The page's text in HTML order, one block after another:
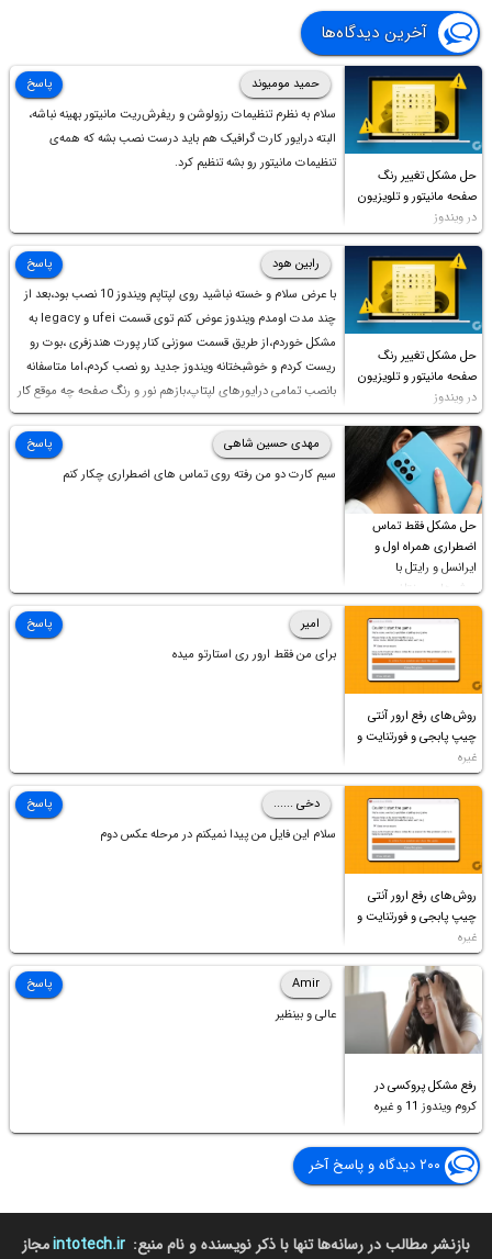
آخرین دیدگاه‌ها
حل مشکل تغییر رنگ
صفحه مانیتور و تلویزیون
در ویندوز
حمید مومیوند
سلام به نظرم تنظیمات رزولوشن و ریفرش‌ریت مانیتور بهینه نباشه،
البته درایور کارت گرافیک هم باید درست نصب بشه که همه‌ی
تنظیمات مانیتور رو بشه تنظیم کرد.
پاسخ
حل مشکل تغییر رنگ
صفحه مانیتور و تلویزیون
در ویندوز
رابین هود
با عرض سلام و خسته نباشید روی لپتاپم ویندوز 10 نصب بود،بعد از
چند مدت اومدم ویندوز عوض کنم توی قسمت ufei و legacy به
مشکل خوردم،از طریق قسمت سوزنی کنار پورت هندزفری ،بوت رو
ریست کردم و خوشبختانه ویندوز جدید رو نصب کردم،اما متاسفانه
بانصب تمامی درایورهای لپتاپ،بازهم نور و رنگ صفحه چه موقع کار
چه موقع پخش فیلم مثل سابق نیست(نور زیاده و بی کیفیت)،با
ابدیت کردن کارت گرافیک،کالیبره کردن و غیره هم نور و رنگ درست
نشد (انگار تصویر ماته)، خواهشمند است راهنمایی فرمایید باتشکر
پاسخ
حل مشکل فقط تماس
اضطراری همراه اول و
ایرانسل و رایتل با
روش‌های مختلف
مهدی حسین شاهی
سیم کارت دو من رفته روی تماس های اضطراری چکار کنم
پاسخ
روش‌های رفع ارور آنتی
چیپ پابجی و فورتنایت و
غیره
امیر
برای من فقط ارور ری استارتو میده
پاسخ
روش‌های رفع ارور آنتی
چیپ پابجی و فورتنایت و
غیره
دخی ......
سلام این فایل من پیدا نمیکنم در مرحله عکس دوم
پاسخ
رفع مشکل پروکسی در
کروم ویندوز 11 و غیره
Amir
عالی و بینظیر
پاسخ
۲۰۰ دیدگاه و پاسخ آخر
بازنشر مطالب در رسانه‌ها تنها با ذکر نویسنده و نام منبع: intotech.irمجاز